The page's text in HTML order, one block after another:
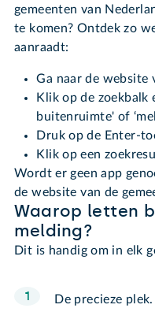
gemeenten van
te komen? Ontdek zo
aanraadt:
Ga naar de website
Klik op de zoekbalk
buitenruimte' of
Druk op de Enter-
Klik op een
Wordt er geen app
de website van de
Waarop letten
melding?
Dit is handig om in elk
De precieze